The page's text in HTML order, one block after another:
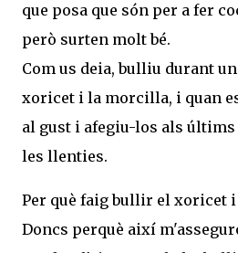
que posa que són per a fer
però surten molt bé.
Com us deia, bulliu durant
xoricet i la morcilla, i quan
al gust i afegiu-los als
les llenties.
Per què faig bullir el xoricet
Doncs perquè així